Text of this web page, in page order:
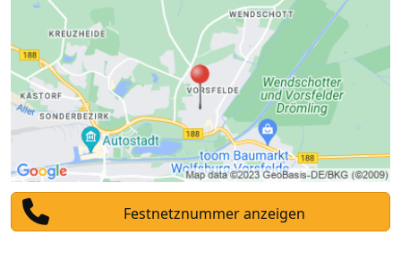
Festnetznummer anzeigen